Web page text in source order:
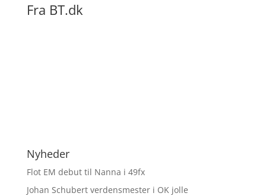
Fra BT.dk
Nyheder
Flot EM debut til Nanna i 49fx
Johan Schubert verdensmester i OK jolle